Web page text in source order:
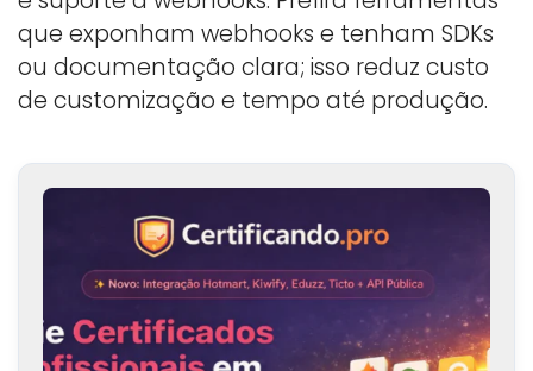
que exponham webhooks e tenham SDKs
ou documentação clara; isso reduz custo
de customização e tempo até produção.